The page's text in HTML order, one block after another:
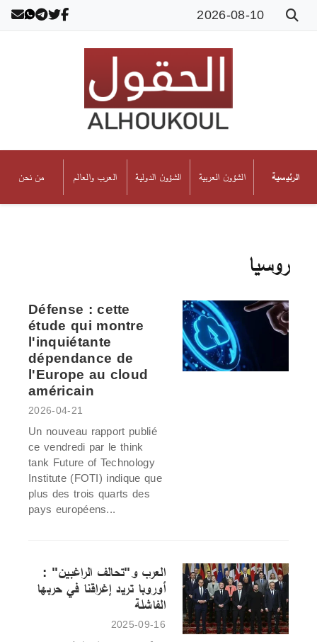
2026-08-10
الرئيسية الشؤون العربية الشؤون الدولية العرب والعالم من نحن
روسيا
Défense : cette
étude qui montre
l'inquiétante
dépendance de
l'Europe au cloud
américain
2026-04-21
Un nouveau rapport publié
ce vendredi par le think
tank Future of Technology
Institute (FOTI) indique que
plus des trois quarts des
pays européens...
العرب و"تحالف الراغبين" :
أوروبا تريد إغراقنا في حربها
الفاشلة
2025-09-16